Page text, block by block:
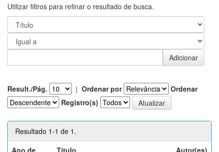
Utilizar filtros para refinar o resultado de busca.
Result./Pág. | Ordenar por
Ordenar
Registro(s)
Resultado 1-1 de 1.
Ano de
Título Autor(es)